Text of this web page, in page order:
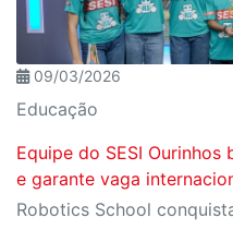
09/03/2026
Educação
Equipe do SESI
e garante vaga